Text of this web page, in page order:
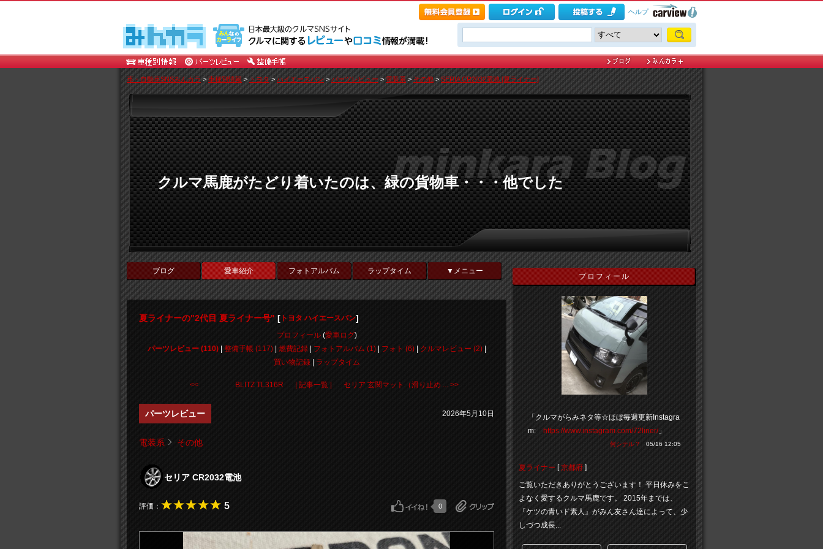
ヘルプ
車・自動車SNSみんカラ>車種別情報 >トヨタ>ハイエースバン>パーツレビュー>電装系>その他>SERIA CR2032電池 [夏ライナー]
クルマ馬鹿がたどり着いたのは、緑の貨物車・・・他でした
ブログ 愛車紹介 フォトアルバム ラップタイム ▼メニュー
夏ライナーの"2代目 夏ライナー号" [ トヨタ ハイエースバン]
プロフィール(愛車ログ)
パーツレビュー (110)| 整備手帳 (117)| 燃費記録| フォトアルバム (1)| フォト (6)| クルマレビュー (2)|
買い物記録| ラップタイム
<< BLITZ TL316R | 記事一覧 | セリア 玄関マット（滑り止め ... >>
パーツレビュー 2026年5月10日
電装系 その他
セリア CR2032電池
評価： 5 0
プロフィール
「クルマがらみネタ等☆ほぼ毎週更新Instagra
m: https://www.instagram.com/72liner/」
何シテル？ 05/16 12:05
夏ライナー [京都府 ]
ご覧いただきありがとうございます！ 平日休みをこ
よなく愛するクルマ馬鹿です。 2015年までは、
『ケツの青いド素人』がみん友さん達によって、少
しづつ成長...